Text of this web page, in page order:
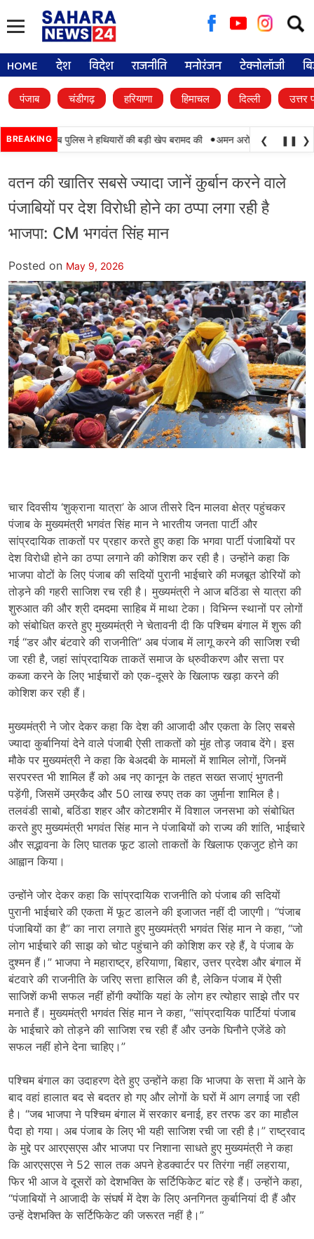
for:
HOME देश विदेश राजनीति मनोरंजन टेक्नोलॉजी
पंजाब चंडीगढ़ हरियाणा हिमाचल दिल्ली उत्तर
BREAKING
और पंजाब पुलिस ने हथियारों की बड़ी खेप बरामद की •अमन अरोड़ा ने शाहकोट हलके में
❮ ❚❚ ❯
वतन की खातिर सबसे ज्यादा जानें कुर्बान करने वाले
पंजाबियों पर देश विरोधी होने का ठप्पा लगा रही है
भाजपा: CM भगवंत सिंह मान
Posted on May 9, 2026
चार दिवसीय ‘शुक्राना यात्रा’ के आज तीसरे दिन मालवा क्षेत्र पहुंचकर
पंजाब के मुख्यमंत्री भगवंत सिंह मान ने भारतीय जनता पार्टी और
सांप्रदायिक ताकतों पर प्रहार करते हुए कहा कि भगवा पार्टी पंजाबियों पर
देश विरोधी होने का ठप्पा लगाने की कोशिश कर रही है। उन्होंने कहा कि
भाजपा वोटों के लिए पंजाब की सदियों पुरानी भाईचारे की मजबूत डोरियों को
तोड़ने की गहरी साजिश रच रही है। मुख्यमंत्री ने आज बठिंडा से यात्रा की
शुरुआत की और श्री दमदमा साहिब में माथा टेका। विभिन्न स्थानों पर लोगों
को संबोधित करते हुए मुख्यमंत्री ने चेतावनी दी कि पश्चिम बंगाल में शुरू की
गई “डर और बंटवारे की राजनीति” अब पंजाब में लागू करने की साजिश रची
जा रही है, जहां सांप्रदायिक ताकतें समाज के ध्रुवीकरण और सत्ता पर
कब्जा करने के लिए भाईचारों को एक-दूसरे के खिलाफ खड़ा करने की
कोशिश कर रही हैं।
मुख्यमंत्री ने जोर देकर कहा कि देश की आजादी और एकता के लिए सबसे
ज्यादा कुर्बानियां देने वाले पंजाबी ऐसी ताकतों को मुंह तोड़ जवाब देंगे। इस
मौके पर मुख्यमंत्री ने कहा कि बेअदबी के मामलों में शामिल लोगों, जिनमें
सरपरस्त भी शामिल हैं को अब नए कानून के तहत सख्त सजाएं भुगतनी
पड़ेंगी, जिसमें उम्रकैद और 50 लाख रुपए तक का जुर्माना शामिल है।
तलवंडी साबो, बठिंडा शहर और कोटशमीर में विशाल जनसभा को संबोधित
करते हुए मुख्यमंत्री भगवंत सिंह मान ने पंजाबियों को राज्य की शांति, भाईचारे
और सद्भावना के लिए घातक फूट डालो ताकतों के खिलाफ एकजुट होने का
आह्वान किया।
उन्होंने जोर देकर कहा कि सांप्रदायिक राजनीति को पंजाब की सदियों
पुरानी भाईचारे की एकता में फूट डालने की इजाजत नहीं दी जाएगी। “पंजाब
पंजाबियों का है” का नारा लगाते हुए मुख्यमंत्री भगवंत सिंह मान ने कहा, “जो
लोग भाईचारे की साझ को चोट पहुंचाने की कोशिश कर रहे हैं, वे पंजाब के
दुश्मन हैं।” भाजपा ने महाराष्ट्र, हरियाणा, बिहार, उत्तर प्रदेश और बंगाल में
बंटवारे की राजनीति के जरिए सत्ता हासिल की है, लेकिन पंजाब में ऐसी
साजिशें कभी सफल नहीं होंगी क्योंकि यहां के लोग हर त्योहार साझे तौर पर
मनाते हैं। मुख्यमंत्री भगवंत सिंह मान ने कहा, “सांप्रदायिक पार्टियां पंजाब
के भाईचारे को तोड़ने की साजिश रच रही हैं और उनके घिनौने एजेंडे को
सफल नहीं होने देना चाहिए।”
पश्चिम बंगाल का उदाहरण देते हुए उन्होंने कहा कि भाजपा के सत्ता में आने के
बाद वहां हालात बद से बदतर हो गए और लोगों के घरों में आग लगाई जा रही
है। “जब भाजपा ने पश्चिम बंगाल में सरकार बनाई, हर तरफ डर का माहौल
पैदा हो गया। अब पंजाब के लिए भी यही साजिश रची जा रही है।” राष्ट्रवाद
के मुद्दे पर आरएसएस और भाजपा पर निशाना साधते हुए मुख्यमंत्री ने कहा
कि आरएसएस ने 52 साल तक अपने हेडक्वार्टर पर तिरंगा नहीं लहराया,
फिर भी आज वे दूसरों को देशभक्ति के सर्टिफिकेट बांट रहे हैं। उन्होंने कहा,
“पंजाबियों ने आजादी के संघर्ष में देश के लिए अनगिनत कुर्बानियां दी हैं और
उन्हें देशभक्ति के सर्टिफिकेट की जरूरत नहीं है।”